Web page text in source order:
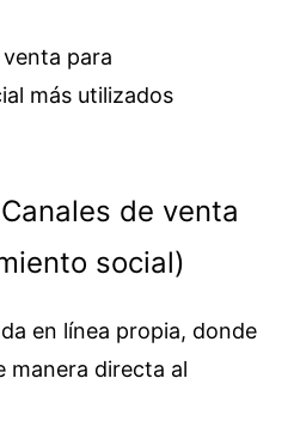
para
más utilizados
de venta
social)
en línea propia, donde
manera directa al